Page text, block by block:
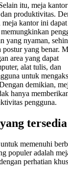
itu, meja kantor
produktivitas.
kantor ini dapat
yang nyaman,
yang benar.
area yang dapat
alat tulis, dan
untuk
demikian,
hanya
pengguna.
tersedia
memenuhi
populer adalah
perhatian